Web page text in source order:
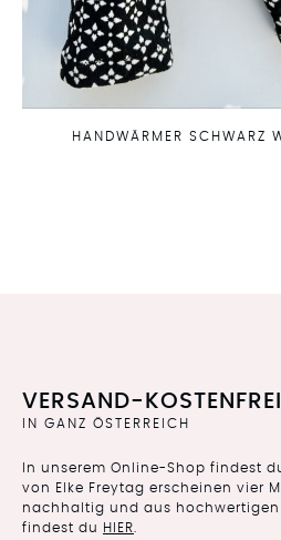
HANDWÄRMER SCHWARZ
VERSAND-
IN GANZ ÖSTERREICH
In unserem Online-Shop findest
von Elke Freytag erscheinen vier
nachhaltig und aus
findest du HIER